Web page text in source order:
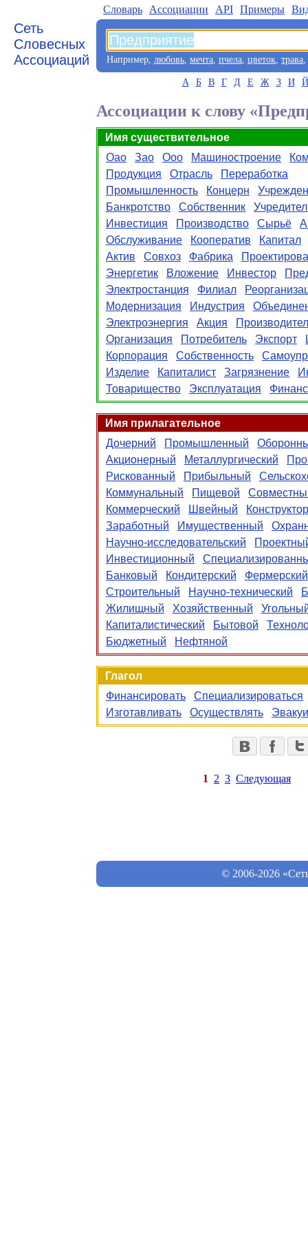
Сеть
Словесных
Ассоциаций
Словарь Aссоциации API Примеры
Например, любовь, мечта, пчела, цветок, трава,
А Б В Г Д Е Ж З И Й
Ассоциации к слову
Имя существительное
Оао
Зао Ооо Машиностроение
Продукция
Отрасль
Переработка
Промышленность
Концерн
Банкротство
Собственник
Инвестиция
Производство Сырьё
Обслуживание
Кооператив
Капитал
Актив
Совхоз Фабрика
Энергетик
Вложение Инвестор
Электростанция
Филиал
Модернизация
Индустрия
Электроэнергия
Акция
Организация
Потребитель Экспорт
Корпорация
Собственность
Изделие
Капиталист Загрязнение
Товарищество
Эксплуатация
Имя прилагательное
Дочерний
Промышленный
Акционерный
Металлургический
Рискованный
Прибыльный
Коммунальный
Пищевой
Коммерческий
Швейный
Заработный
Имущественный
Научно-исследовательский
Инвестиционный
Банковый
Кондитерский
Фермерский
Строительный
Научно-технический
Жилищный
Хозяйственный
Капиталистический
Бытовой
Бюджетный
Нефтяной
Глагол
Финансировать
Специализироваться
Изготавливать
Осуществлять
1 2 3 Следующая
© 2006-2026